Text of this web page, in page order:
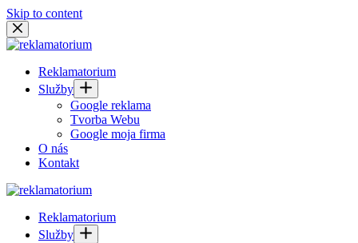
Skip to content
Reklamatorium
Služby
Google reklama
Tvorba Webu
Google moja firma
O nás
Kontakt
Reklamatorium
Služby